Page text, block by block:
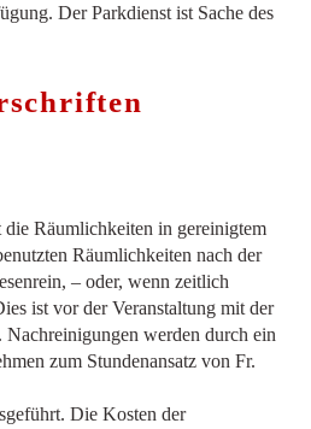
Der Parkdienst ist Sache des
Räumlichkeiten in gereinigtem
Räumlichkeiten nach der
– oder, wenn zeitlich
ist vor der Veranstaltung mit der
werden durch ein
zum Stundenansatz von Fr.
Die Kosten der